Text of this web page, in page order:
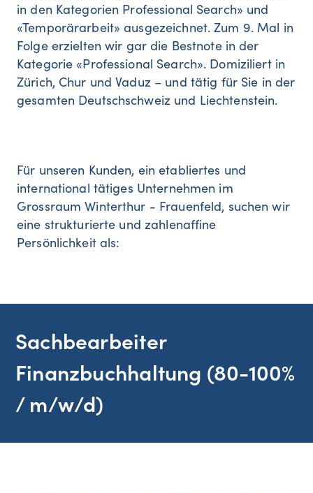
in den Kategorien Professional Search» und
«Temporärarbeit» ausgezeichnet. Zum 9. Mal in
Folge erzielten wir gar die Bestnote in der
Kategorie «Professional Search». Domiziliert in
Zürich, Chur und Vaduz – und tätig für Sie in der
gesamten Deutschschweiz und Liechtenstein.
Für unseren Kunden, ein etabliertes und
international tätiges Unternehmen im
Grossraum Winterthur - Frauenfeld, suchen wir
eine strukturierte und zahlenaffine
Persönlichkeit als:
Sachbearbeiter
Finanzbuchhaltung (80-100%
/ m/w/d)